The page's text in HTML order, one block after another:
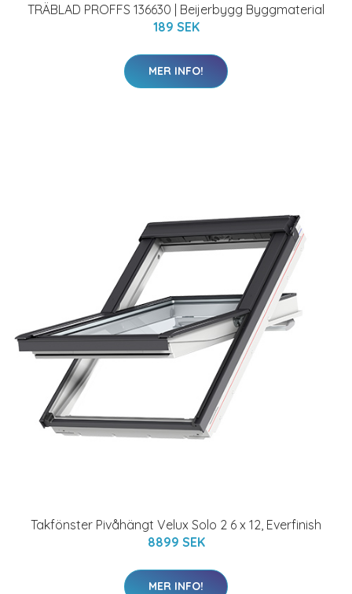
TRÄBLAD PROFFS 136630 | Beijerbygg Byggmaterial
189 SEK
MER INFO!
Takfönster Pivåhängt Velux Solo 2 6 x 12, Everfinish
8899 SEK
MER INFO!